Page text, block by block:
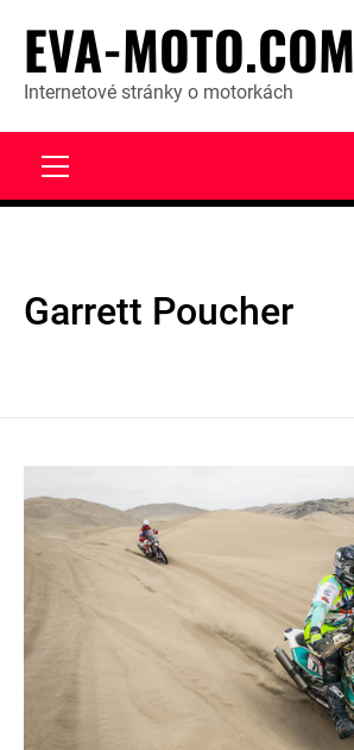
content
EVA-MOTO.COM
Internetové stránky o motorkách
Garrett Poucher